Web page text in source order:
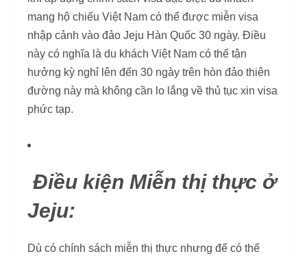
mang hộ chiếu Việt Nam có thể được miễn visa
nhập cảnh vào đảo Jeju Hàn Quốc 30 ngày. Điều
này có nghĩa là du khách Việt Nam có thể tận
hưởng kỳ nghỉ lên đến 30 ngày trên hòn đảo thiên
đường này mà không cần lo lắng về thủ tục xin visa
phức tạp.
Điều kiện Miễn thị thực ở
Jeju:
Dù có chính sách miễn thị thực nhưng để có thể